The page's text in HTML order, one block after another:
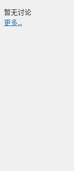
暂无讨论
更多...